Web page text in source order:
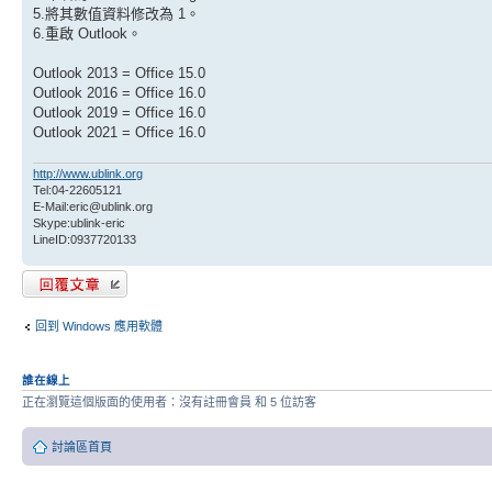
5.將其數值資料修改為 1。
6.重啟 Outlook。
Outlook 2013 = Office 15.0
Outlook 2016 = Office 16.0
Outlook 2019 = Office 16.0
Outlook 2021 = Office 16.0
http://www.ublink.org
Tel:04-22605121
E-Mail:eric@ublink.org
Skype:ublink-eric
LineID:0937720133
發表回覆
回到 Windows 應用軟體
誰在線上
正在瀏覽這個版面的使用者：沒有註冊會員 和 5 位訪客
討論區首頁